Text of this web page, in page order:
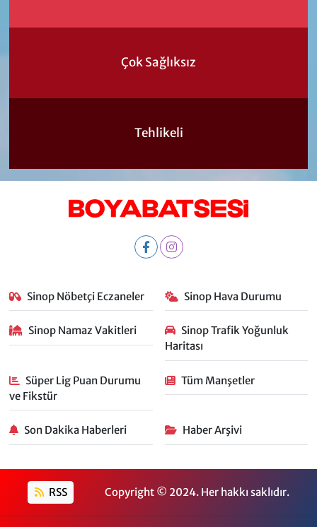
Çok Sağlıksız
Tehlikeli
Sinop Nöbetçi Eczaneler Sinop Hava Durumu
Sinop Namaz Vakitleri
Sinop Trafik Yoğunluk
Haritası
Süper Lig Puan Durumu
ve Fikstür
Tüm Manşetler
Son Dakika Haberleri Haber Arşivi
RSS Copyright © 2024. Her hakkı saklıdır.